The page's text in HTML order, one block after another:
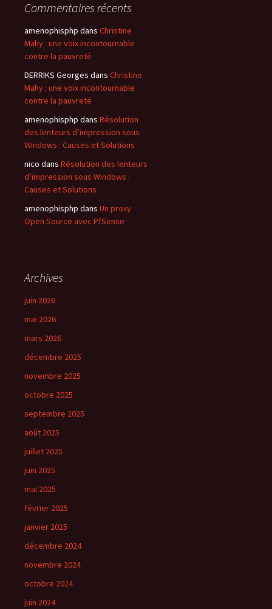
Commentaires récents
amenophisphp dans Christine
Mahy : une voix incontournable
contre la pauvreté
DERRIKS Georges dans Christine
Mahy : une voix incontournable
contre la pauvreté
amenophisphp dans Résolution
des lenteurs d’impression sous
Windows : Causes et Solutions
nico dans Résolution des lenteurs
d’impression sous Windows :
Causes et Solutions
amenophisphp dans Un proxy
Open Source avec PfSense
Archives
juin 2026
mai 2026
mars 2026
décembre 2025
novembre 2025
octobre 2025
septembre 2025
août 2025
juillet 2025
juin 2025
mai 2025
février 2025
janvier 2025
décembre 2024
novembre 2024
octobre 2024
juin 2024